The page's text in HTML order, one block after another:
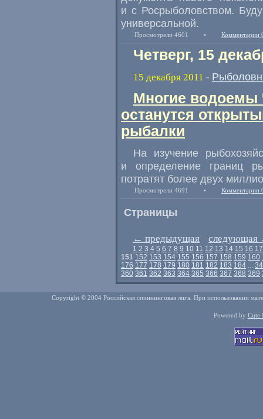
и с Росрыболовством.
универсальной.
Просмотрели 4601 • Комментарии
Четверг, 15
15 декабря 2011 -
Многие водоемы
останутся
рыбалки
На изучение
и определение границ
потратят более двух
Просмотрели 4691 • Комментарии
Страницы
← предыдущая следующая
1 2 3 4 5 6 7 8 9 10 11 12 13 14 15 16 17
151 152 153 154 155 156 157 158 159 160
176 177 178 179 180 181 182 183 184 ...
360 361 362 363 364 365 366 367 368 369
Copyright © 2004 Российская спиннинговая лига. При использовании
Powered by Cute